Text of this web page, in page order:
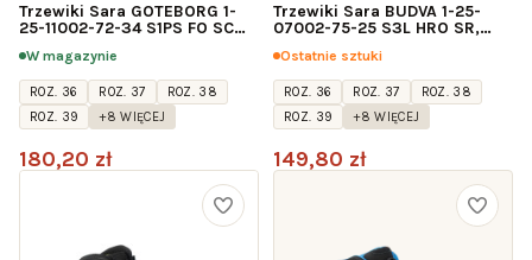
Trzewiki Sara GOTEBORG 1-
25-11002-72-34 S1PS FO SC
W magazynie
ROZ. 36 ROZ. 37
ROZ. 38
ROZ. 39
+8 WIĘCEJ
180,20 zł
Trzewiki Sara BUDVA 1-25-
07002-75-25 S3L HRO SR,
Ostatnie sztuki
ROZ. 36 ROZ. 37
ROZ. 38
ROZ. 39
+8 WIĘCEJ
149,80 zł